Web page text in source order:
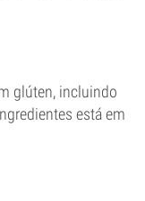
glúten, incluindo
está em